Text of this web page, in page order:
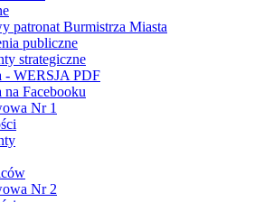
patronat Burmistrza Miasta
publiczne
strategiczne
- WERSJA PDF
na Facebooku
Nr 1
Nr 2